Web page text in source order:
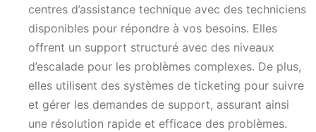
centres d’assistance technique avec des techniciens
disponibles pour répondre à vos besoins. Elles
offrent un support structuré avec des niveaux
d’escalade pour les problèmes complexes. De plus,
elles utilisent des systèmes de ticketing pour suivre
et gérer les demandes de support, assurant ainsi
une résolution rapide et efficace des problèmes.